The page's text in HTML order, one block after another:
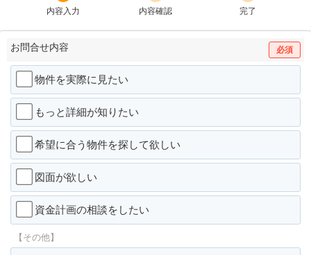
内容入力
内容確認
完了
お問合せ内容 必須
物件を実際に見たい
もっと詳細が知りたい
希望に合う物件を探して欲しい
図面が欲しい
資金計画の相談をしたい
【その他】